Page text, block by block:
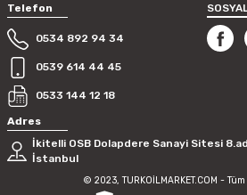
Telefon
0534 892 94 34
0539 614 44 45
0533 144 12 18
Adres
İkitelli OSB Dolapdere Sanayi Sitesi
İstanbul
© 2023, TURKOİLMARKET.COM - Tüm